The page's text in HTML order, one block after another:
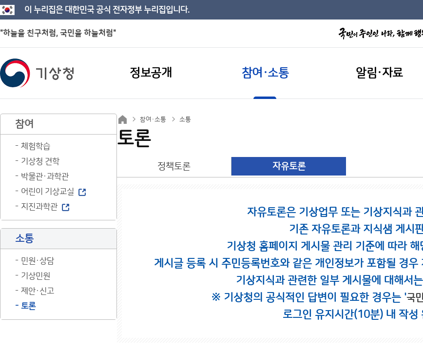
이 누리집은 대한민국 공식 전자정부 누리집입니다.
"하늘을 친구처럼, 국민을 하늘처럼"
정보공개 참여·소통 알림·자료
참여
체험학습
기상청 견학
박물관·과학관
어린이 기상교실
지진과학관
소통
민원·상담
기상민원
제안·신고
토론
참여·소통 소통
토론
정책토론 자유토론
자유토론은 기상업무 또는 기상지식과
기존 자유토론과 지식샘 게시
기상청 홈페이지 게시물 관리 기준에 따라
게시글 등록 시 주민등록번호와 같은 개인정보가 포함될 경
기상지식과 관련한 일부 게시물에 대해서
※ 기상청의 공식적인 답변이 필요한 경우는 '국
로그인 유지시간(10분) 내 작성